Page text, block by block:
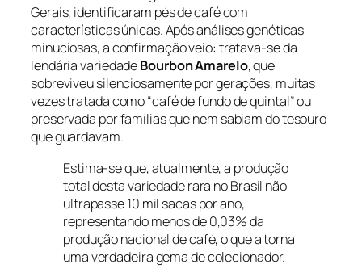
Gerais, identificaram pés de café com
características únicas. Após análises genéticas
minuciosas, a confirmação veio: tratava-se da
lendária variedadeBourbon Amarelo, que
sobreviveu silenciosamente por gerações, muitas
vezes tratada como “café de fundo de quintal” ou
preservada por famílias que nem sabiam do tesouro
que guardavam.
Estima-se que, atualmente, a produção
total desta variedade rara no Brasil não
ultrapasse 10 mil sacas por ano,
representando menos de 0,03% da
produção nacional de café, o que a torna
uma verdadeira gema de colecionador.